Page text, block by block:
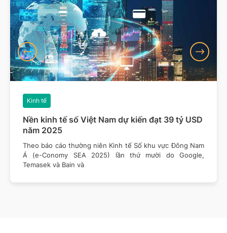
Nền kinh tế số Việt Nam dự kiến đạt 39 tỷ USD
năm 2025
Kinh tế
Theo báo cáo thường niên Kinh tế Số khu vực Đông Nam
Á (e-Conomy SEA 2025) lần thứ mười do Google,
Temasek và Bain và